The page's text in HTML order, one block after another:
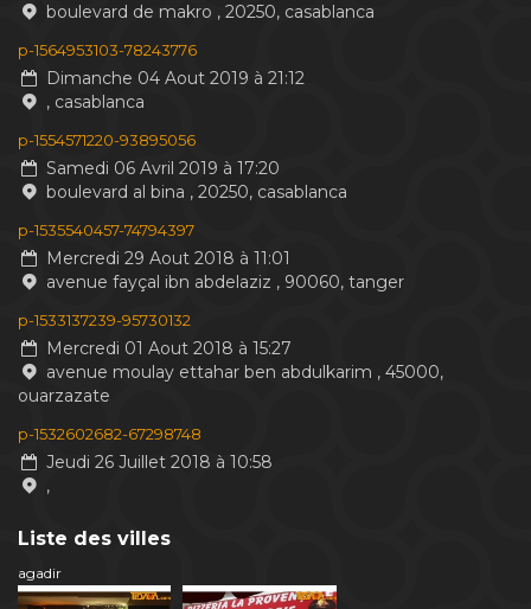
boulevard de makro , 20250, casablanca
p-1564953103-78243776
Dimanche 04 Aout 2019 à 21:12
, casablanca
p-1554571220-93895056
Samedi 06 Avril 2019 à 17:20
boulevard al bina , 20250, casablanca
p-1535540457-74794397
Mercredi 29 Aout 2018 à 11:01
avenue fayçal ibn abdelaziz , 90060, tanger
p-1533137239-95730132
Mercredi 01 Aout 2018 à 15:27
avenue moulay ettahar ben abdulkarim , 45000,
ouarzazate
p-1532602682-67298748
Jeudi 26 Juillet 2018 à 10:58
,
Liste des villes
agadir